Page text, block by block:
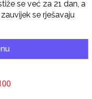
se već za 21 dan, a
se rješavaju